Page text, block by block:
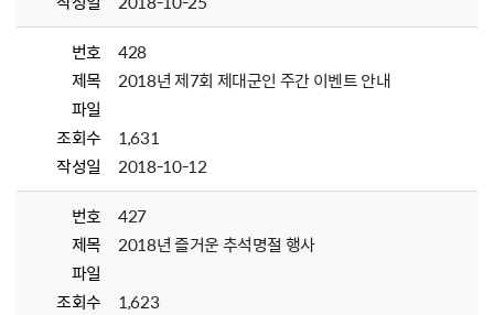
번호
428
제목
2018년 제7회 제대군인 주간 이벤트 안내
파일
조회수
1,631
작성일
2018-10-12
번호
427
제목
2018년 즐거운 추석명절 행사
파일
조회수
1,623